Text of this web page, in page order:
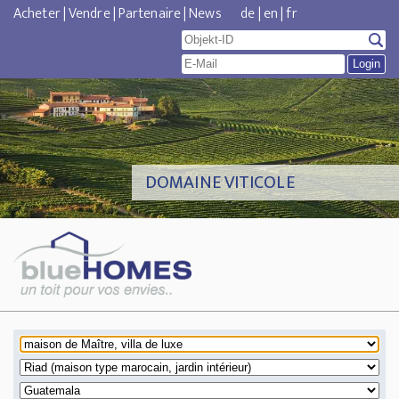
Acheter|Vendre|Partenaire|News de|en|fr
DOMAINE VITICOLE